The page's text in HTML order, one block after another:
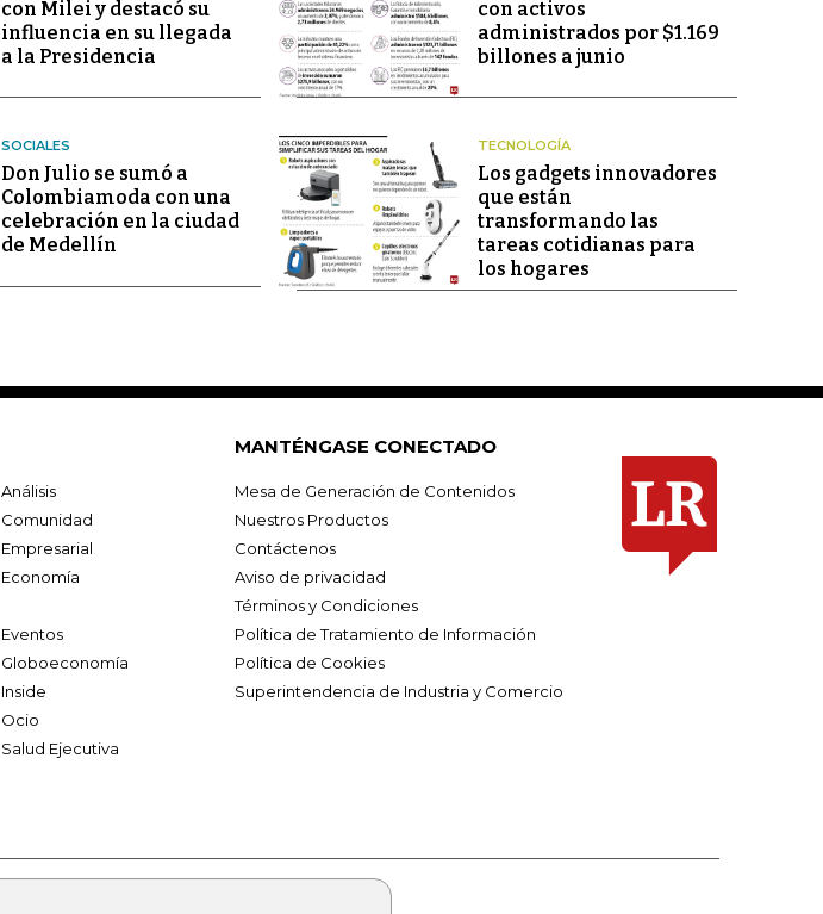
con Milei y destacó su
influencia en su llegada
a la Presidencia
con activos
administrados por $1.169
billones a junio
SOCIALES
Don Julio se sumó a
Colombiamoda con una
celebración en la ciudad
de Medellín
TECNOLOGÍA
Los gadgets innovadores
que están
transformando las
tareas cotidianas para
los hogares
Análisis
Comunidad
Empresarial
Economía
Eventos
Globoeconomía
Inside
Ocio
Salud Ejecutiva
MANTÉNGASE CONECTADO
Mesa de Generación de Contenidos
Nuestros Productos
Contáctenos
Aviso de privacidad
Términos y Condiciones
Política de Tratamiento de Información
Política de Cookies
Superintendencia de Industria y Comercio